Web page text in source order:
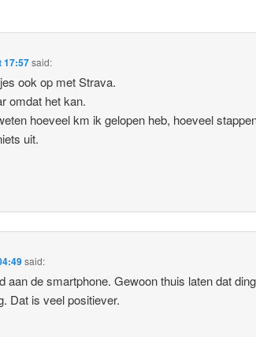
17:57said:
ook op met Strava.
omdat het kan.
hoeveel km ik gelopen heb, hoeveel
uit.
said:
aan de smartphone. Gewoon thuis laten dat
Dat is veel positiever.